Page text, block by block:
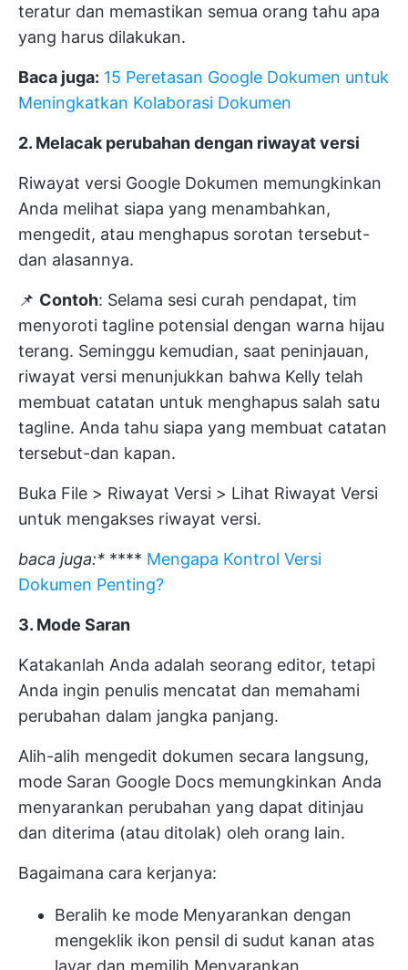
teratur dan memastikan semua orang tahu apa
yang harus dilakukan.
Baca juga: 15 Peretasan Google Dokumen untuk
Meningkatkan Kolaborasi Dokumen
2. Melacak perubahan dengan riwayat versi
Riwayat versi Google Dokumen memungkinkan
Anda melihat siapa yang menambahkan,
mengedit, atau menghapus sorotan tersebut-
dan alasannya.
📌 Contoh: Selama sesi curah pendapat, tim
menyoroti tagline potensial dengan warna hijau
terang. Seminggu kemudian, saat peninjauan,
riwayat versi menunjukkan bahwa Kelly telah
membuat catatan untuk menghapus salah satu
tagline. Anda tahu siapa yang membuat catatan
tersebut-dan kapan.
Buka File > Riwayat Versi > Lihat Riwayat Versi
untuk mengakses riwayat versi.
baca juga:* **** Mengapa Kontrol Versi
Dokumen Penting?
3. Mode Saran
Katakanlah Anda adalah seorang editor, tetapi
Anda ingin penulis mencatat dan memahami
perubahan dalam jangka panjang.
Alih-alih mengedit dokumen secara langsung,
mode Saran Google Docs memungkinkan Anda
menyarankan perubahan yang dapat ditinjau
dan diterima (atau ditolak) oleh orang lain.
Bagaimana cara kerjanya:
Beralih ke mode Menyarankan dengan
mengeklik ikon pensil di sudut kanan atas
layar dan memilih Menyarankan